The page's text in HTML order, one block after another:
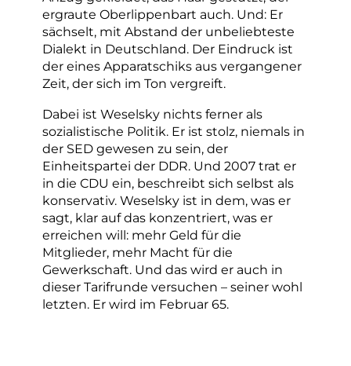
ergraute Oberlippenbart auch. Und: Er
sächselt, mit Abstand der unbeliebteste
Dialekt in Deutschland. Der Eindruck ist
der eines Apparatschiks aus vergangener
Zeit, der sich im Ton vergreift.
Dabei ist Weselsky nichts ferner als
sozialistische Politik. Er ist stolz, niemals in
der SED gewesen zu sein, der
Einheitspartei der DDR. Und 2007 trat er
in die CDU ein, beschreibt sich selbst als
konservativ. Weselsky ist in dem, was er
sagt, klar auf das konzentriert, was er
erreichen will: mehr Geld für die
Mitglieder, mehr Macht für die
Gewerkschaft. Und das wird er auch in
dieser Tarifrunde versuchen – seiner wohl
letzten. Er wird im Februar 65.